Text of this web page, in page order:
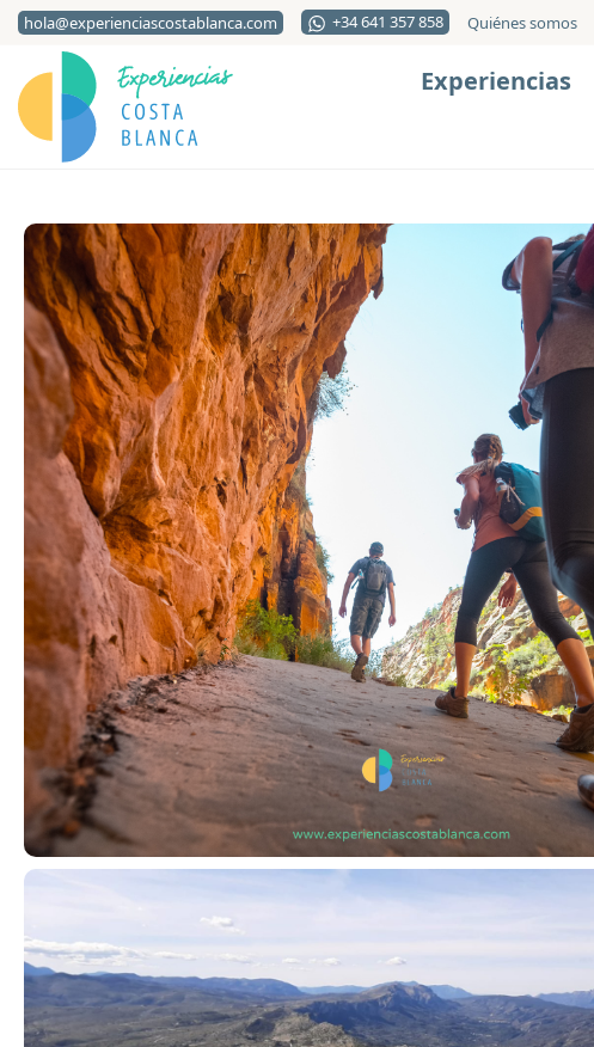
hola@experienciascostablanca.com +34 641 357 858 Quiénes somos
Experiencias